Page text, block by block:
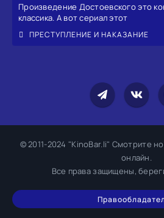
Произведение Достоевского это
классика. А вот сериал этот
ПРЕСТУПЛЕНИЕ И НАКАЗАНИЕ
© 2011-2024 "KinoBar.li" Смотрите
онлайн.
Все права защищены,